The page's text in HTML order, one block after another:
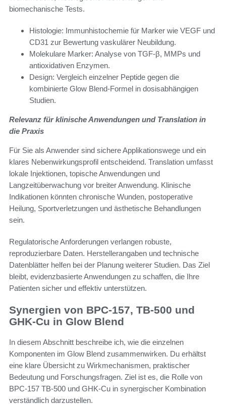
biomechanische Tests.
Histologie: Immunhistochemie für Marker wie VEGF und
CD31 zur Bewertung vaskulärer Neubildung.
Molekulare Marker: Analyse von TGF-β, MMPs und
antioxidativen Enzymen.
Design: Vergleich einzelner Peptide gegen die
kombinierte Glow Blend-Formel in dosisabhängigen
Studien.
Relevanz für klinische Anwendungen und Translation in
die Praxis
Für Sie als Anwender sind sichere Applikationswege und ein
klares Nebenwirkungsprofil entscheidend. Translation umfasst
lokale Injektionen, topische Anwendungen und
Langzeitüberwachung vor breiter Anwendung. Klinische
Indikationen könnten chronische Wunden, postoperative
Heilung, Sportverletzungen und ästhetische Behandlungen
sein.
Regulatorische Anforderungen verlangen robuste,
reproduzierbare Daten. Herstellerangaben und technische
Datenblätter helfen bei der Planung weiterer Studien. Das Ziel
bleibt, evidenzbasierte Anwendungen zu schaffen, die Ihre
Patienten sicher und effektiv unterstützen.
Synergien von BPC-157, TB-500 und
GHK-Cu in Glow Blend
In diesem Abschnitt beschreibe ich, wie die einzelnen
Komponenten im Glow Blend zusammenwirken. Du erhältst
eine klare Übersicht zu Wirkmechanismen, praktischer
Bedeutung und Forschungsfragen. Ziel ist es, die Rolle von
BPC-157 TB-500 und GHK-Cu in synergischer Kombination
verständlich darzustellen.